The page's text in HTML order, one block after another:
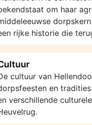
om haar
rijke historie die
cultuur van
en
verschillende